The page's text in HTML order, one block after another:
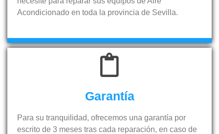
Acondicionado en toda la provincia de Sevilla.
Garantía
Para su tranquilidad, ofrecemos una garantía por
escrito de 3 meses tras cada reparación, en caso de